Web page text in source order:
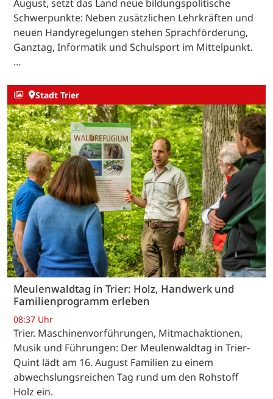
August, setzt das Land neue bildungspolitische
Schwerpunkte: Neben zusätzlichen Lehrkräften und
neuen Handyregelungen stehen Sprachförderung,
Ganztag, Informatik und Schulsport im Mittelpunkt.
…
Stadt Trier
Meulenwaldtag in Trier: Holz, Handwerk und
Familienprogramm erleben
08:37 Uhr
Trier. Maschinenvorführungen, Mitmachaktionen,
Musik und Führungen: Der Meulenwaldtag in Trier-
Quint lädt am 16. August Familien zu einem
abwechslungsreichen Tag rund um den Rohstoff
Holz ein.